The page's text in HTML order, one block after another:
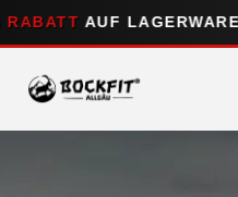
AUF LAGERWARE!